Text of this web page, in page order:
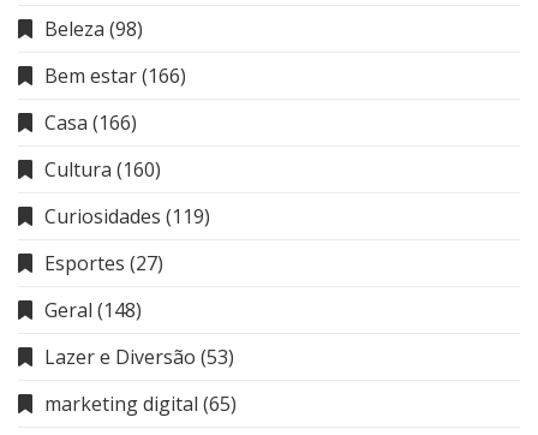
Beleza (98)
Bem estar(166)
Casa (166)
Cultura (160)
Curiosidades (119)
Esportes (27)
Geral (148)
Lazer e Diversão (53)
marketing digital (65)